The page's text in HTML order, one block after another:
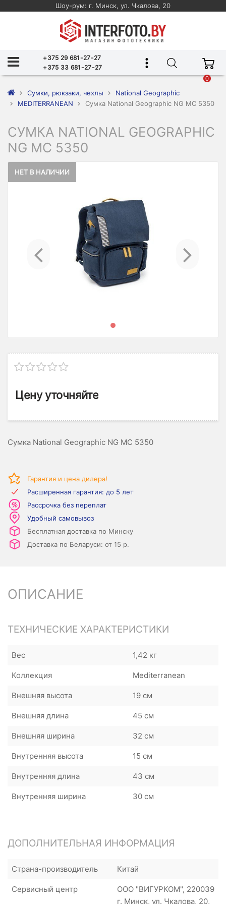
Шоу-рум: г. Минск, ул. Чкалова, 20
+375 29 681-27-27
+375 33 681-27-27
0
Сумки, рюкзаки, чехлы
National Geographic
MEDITERRANEAN
Сумка National Geographic NG MC 5350
СУМКА NATIONAL GEOGRAPHIC
NG MC 5350
НЕТ В НАЛИЧИИ
Previous
Цену уточняйте
Сумка National Geographic NG MC 5350
Гарантия и цена дилера!
Расширенная гарантия: до 5 лет
Рассрочка без переплат
Удобный самовывоз
Бесплатная доставка по Минску
Доставка по Беларуси: от 15 р.
ОПИСАНИЕ
ТЕХНИЧЕСКИЕ ХАРАКТЕРИСТИКИ
Вес 1,42 кг
Коллекция Mediterranean
Внешняя высота 19 см
Внешняя длина 45 см
Внешняя ширина 32 cм
Внутренняя высота 15 см
Внутренняя длина 43 см
Внутренняя ширина 30 см
ДОПОЛНИТЕЛЬНАЯ ИНФОРМАЦИЯ
Страна-производитель Китай
Сервисный центр
ООО "ВИГУРКОМ", 220039
г. Минск, ул. Чкалова, 20,